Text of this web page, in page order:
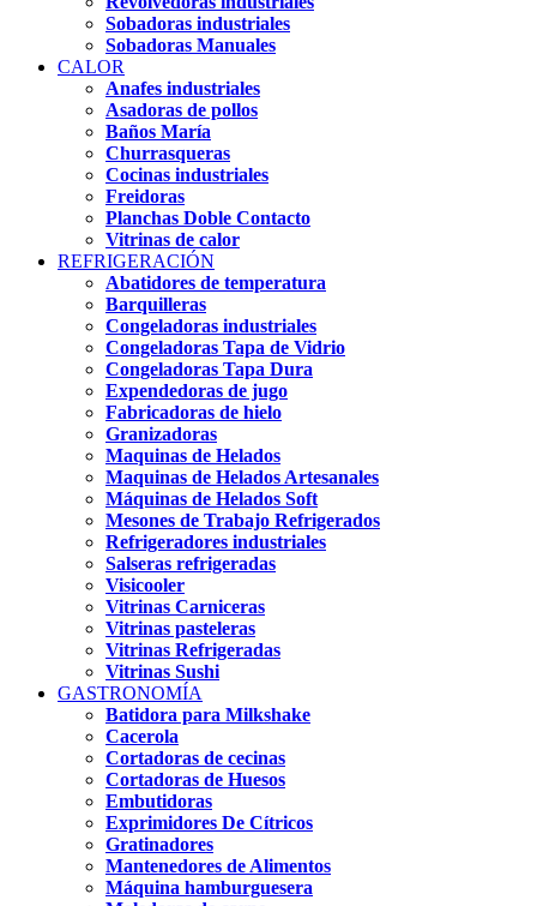
Sobadoras industriales
Sobadoras Manuales
CALOR
Anafes industriales
Asadoras de pollos
Baños María
Churrasqueras
Cocinas industriales
Freidoras
Planchas Doble Contacto
Vitrinas de calor
REFRIGERACIÓN
Abatidores de temperatura
Barquilleras
Congeladoras industriales
Congeladoras Tapa de Vidrio
Congeladoras Tapa Dura
Expendedoras de jugo
Fabricadoras de hielo
Granizadoras
Maquinas de Helados
Maquinas de Helados Artesanales
Máquinas de Helados Soft
Mesones de Trabajo Refrigerados
Refrigeradores industriales
Salseras refrigeradas
Visicooler
Vitrinas Carniceras
Vitrinas pasteleras
Vitrinas Refrigeradas
Vitrinas Sushi
GASTRONOMÍA
Batidora para Milkshake
Cacerola
Cortadoras de cecinas
Cortadoras de Huesos
Embutidoras
Exprimidores De Cítricos
Gratinadores
Mantenedores de Alimentos
Máquina hamburguesera